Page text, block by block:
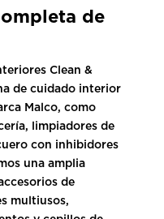
de
Clean &
de cuidado interior
Malco, como
limpiadores de
con inhibidores
una amplia
de
multiusos,